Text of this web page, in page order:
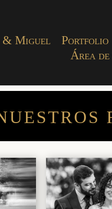
& Miguel Portfolio
Área